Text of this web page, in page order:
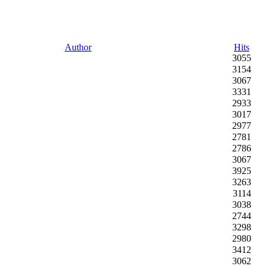
Author
Hits
3055
3154
3067
3331
2933
3017
2977
2781
2786
3067
3925
3263
3114
3038
2744
3298
2980
3412
3062